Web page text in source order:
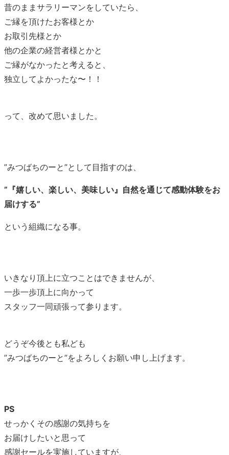
昔のままサラリーマンをしていたら、
ご縁を頂けたお客様とか
お取引先様とか
他の企業の経営者様とかと
ご縁がなかったと考えると、
独立してよかったな〜！！
って、改めて思いました。
”みつばちのーと”として目指すのは、
”『嬉しい、楽しい、美味しい』自然を通じて感動体験をお
届けする”
という組織になる事。
いきなり頂上に立つことはできませんが、
一歩一歩頂上に向かって
スタッフ一同頑張って参ります。
どうぞ今後とも私ども
”みつばちのーと”をよろしくお願い申し上げます。
PS
せっかくその感謝の気持ちを
お届けしたいと思って
感謝セールを実施していますが、